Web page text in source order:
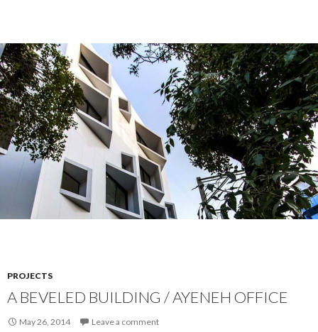
PROJECTS
A BEVELED BUILDING / AYENEH OFFICE
May 26, 2014 Leave a comment